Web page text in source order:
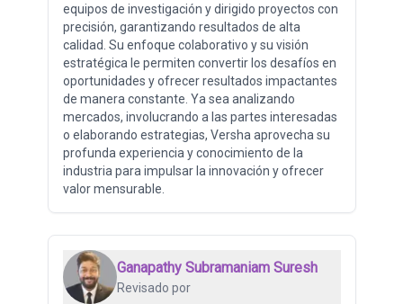
equipos de investigación y dirigido proyectos con
precisión, garantizando resultados de alta
calidad. Su enfoque colaborativo y su visión
estratégica le permiten convertir los desafíos en
oportunidades y ofrecer resultados impactantes
de manera constante. Ya sea analizando
mercados, involucrando a las partes interesadas
o elaborando estrategias, Versha aprovecha su
profunda experiencia y conocimiento de la
industria para impulsar la innovación y ofrecer
valor mensurable.
Ganapathy Subramaniam Suresh
Revisado por